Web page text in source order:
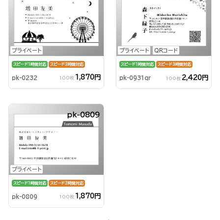
プライベート
スピード1時間対応 スピード3時間対応
pk-0232 100枚 1,870円
プライベート QRコード
スピード1時間対応 スピード3時間対応
pk-0931qr 100枚 2,420円
プライベート
pk-0809
スピード1時間対応 スピード3時間対応
pk-0809 100枚 1,870円